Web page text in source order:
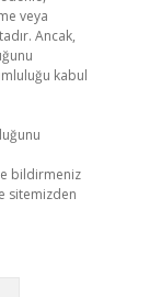
veya
Ancak,
kabul
bildirmeniz
sitemizden